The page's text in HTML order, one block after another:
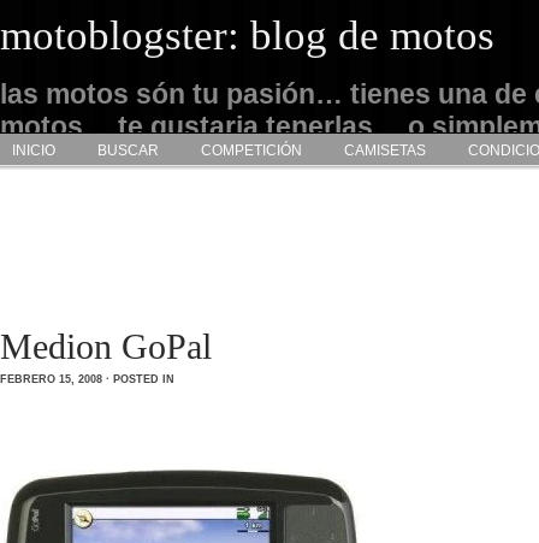
motoblogster: blog de motos
las motos són tu pasión… tienes una de
motos… te gustaria tenerlas… o
admirarlas… este es tu sitio
INICIO BUSCAR COMPETICIÓN CAMISETAS
Medion GoPal
FEBRERO 15, 2008 · POSTED IN